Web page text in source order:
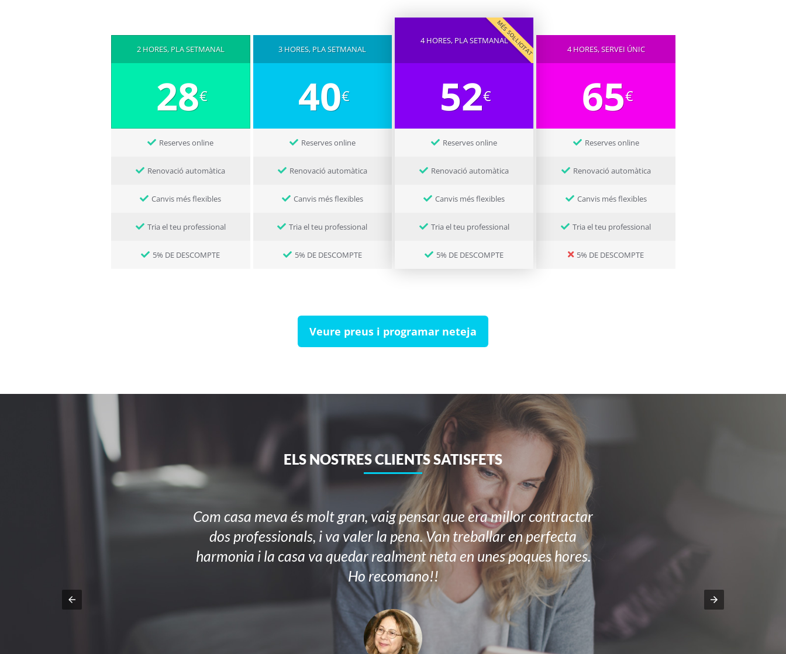
2 HORES, PLA SETMANAL
28€
Reserves online
Renovació automàtica
Canvis més flexibles
Tria el teu professional
5% DE DESCOMPTE
3 HORES, PLA SETMANAL
40€
Reserves online
Renovació automàtica
Canvis més flexibles
Tria el teu professional
5% DE DESCOMPTE
MÉS SOL·LICITAT
4 HORES, PLA SETMANAL
52€
Reserves online
Renovació automàtica
Canvis més flexibles
Tria el teu professional
5% DE DESCOMPTE
4 HORES, SERVEI ÚNIC
65€
Reserves online
Renovació automàtica
Canvis més flexibles
Tria el teu professional
5% DE DESCOMPTE
Veure preus i programar neteja
ELS NOSTRES CLIENTS SATISFETS
Com casa meva és molt gran, vaig pensar que era millor contractar
dos professionals, i va valer la pena. Van treballar en perfecta
harmonia i la casa va quedar realment neta en unes poques hores.
Ho recomano!!